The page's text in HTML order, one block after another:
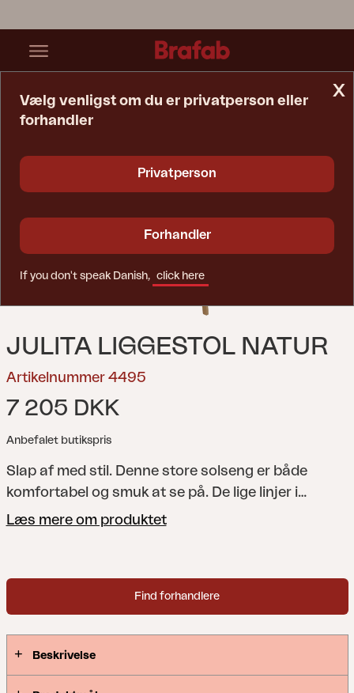
JULITA LIGGESTOL NATUR
Artikelnummer 4495
7 205 DKK
Anbefalet butikspris
Slap af med stil. Denne store solseng er både
komfortabel og smuk at se på. De lige linjer i
teaktræet kommer virkelig til deres ret i dette lange
gennemgående træk – møblerne har de lige linjer,
som er typisk for skandinavisk design og giver en
Læs mere om produktet
Find forhandlere
Beskrivelse
x
Vælg venligst om du er privatperson eller
forhandler
Privatperson
Forhandler
If you don't speak Danish, click here